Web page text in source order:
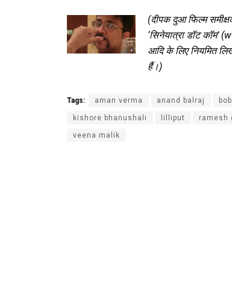
(दीपक दुआ फिल्म
‘सिनेयात्रा डॉट कॉम’
आदि के लिए नियमित
हैं।)
Tags: aman verma anand balraj
kishore bhanushali lilliput ramesh
veena malik